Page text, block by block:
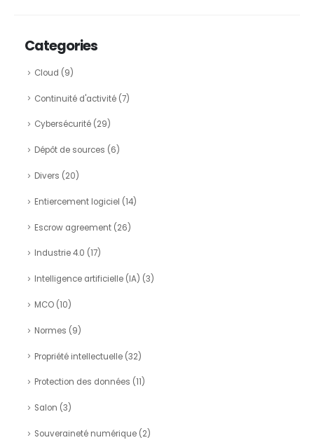
Categories
Cloud (9)
Continuité d'activité(7)
Cybersécurité(29)
Dépôt de sources (6)
Divers (20)
Entiercement logiciel (14)
Escrow agreement(26)
Industrie 4.0 (17)
Intelligence artificielle (IA) (3)
MCO(10)
Normes (9)
Propriété intellectuelle(32)
Protection des données (11)
Salon (3)
Souveraineté numérique(2)